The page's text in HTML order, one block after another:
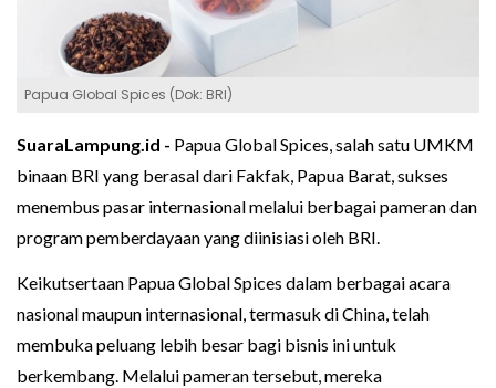
Papua Global Spices (Dok: BRI)
SuaraLampung.id - Papua Global Spices, salah satu UMKM
binaan BRI yang berasal dari Fakfak, Papua Barat, sukses
menembus pasar internasional melalui berbagai pameran dan
program pemberdayaan yang diinisiasi oleh BRI.
Keikutsertaan Papua Global Spices dalam berbagai acara
nasional maupun internasional, termasuk di China, telah
membuka peluang lebih besar bagi bisnis ini untuk
berkembang. Melalui pameran tersebut, mereka